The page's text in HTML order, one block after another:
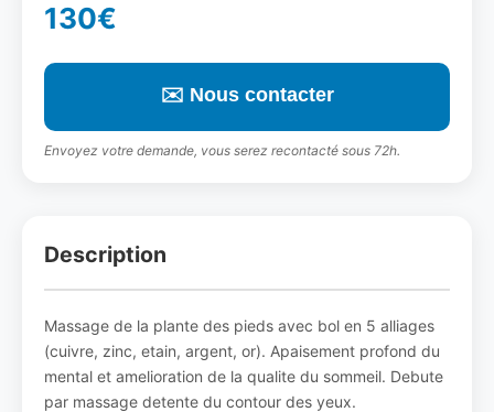
130€
✉️ Nous contacter
Envoyez votre demande, vous serez recontacté sous 72h.
Description
Massage de la plante des pieds avec bol en 5 alliages
(cuivre, zinc, etain, argent, or). Apaisement profond du
mental et amelioration de la qualite du sommeil. Debute
par massage detente du contour des yeux.